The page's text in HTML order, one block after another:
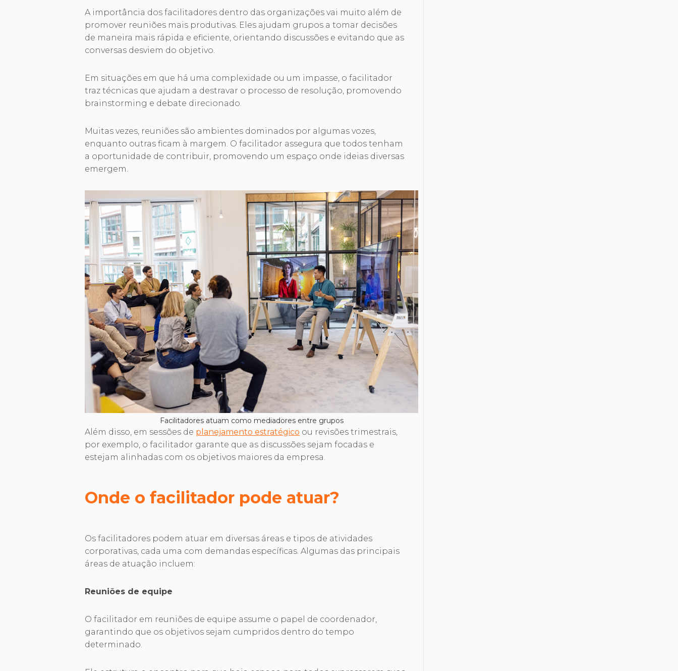
A importância dos facilitadores dentro das organizações vai muito além de
promover reuniões mais produtivas. Eles ajudam grupos a tomar decisões
de maneira mais rápida e eficiente, orientando discussões e evitando que as
conversas desviem do objetivo.
Em situações em que há uma complexidade ou um impasse, o facilitador
traz técnicas que ajudam a destravar o processo de resolução, promovendo
brainstorming e debate direcionado.
Muitas vezes, reuniões são ambientes dominados por algumas vozes,
enquanto outras ficam à margem. O facilitador assegura que todos tenham
a oportunidade de contribuir, promovendo um espaço onde ideias diversas
emergem.
Facilitadores atuam como mediadores entre grupos
Além disso, em sessões de planejamento estratégico ou revisões trimestrais,
por exemplo, o facilitador garante que as discussões sejam focadas e
estejam alinhadas com os objetivos maiores da empresa.
Onde o facilitador pode atuar?
Os facilitadores podem atuar em diversas áreas e tipos de atividades
corporativas, cada uma com demandas específicas. Algumas das principais
áreas de atuação incluem:
Reuniões de equipe
O facilitador em reuniões de equipe assume o papel de coordenador,
garantindo que os objetivos sejam cumpridos dentro do tempo
determinado.